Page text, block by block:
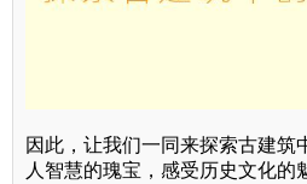
因此，让我们一同来探索古建筑
人智慧的瑰宝，感受历史文化的